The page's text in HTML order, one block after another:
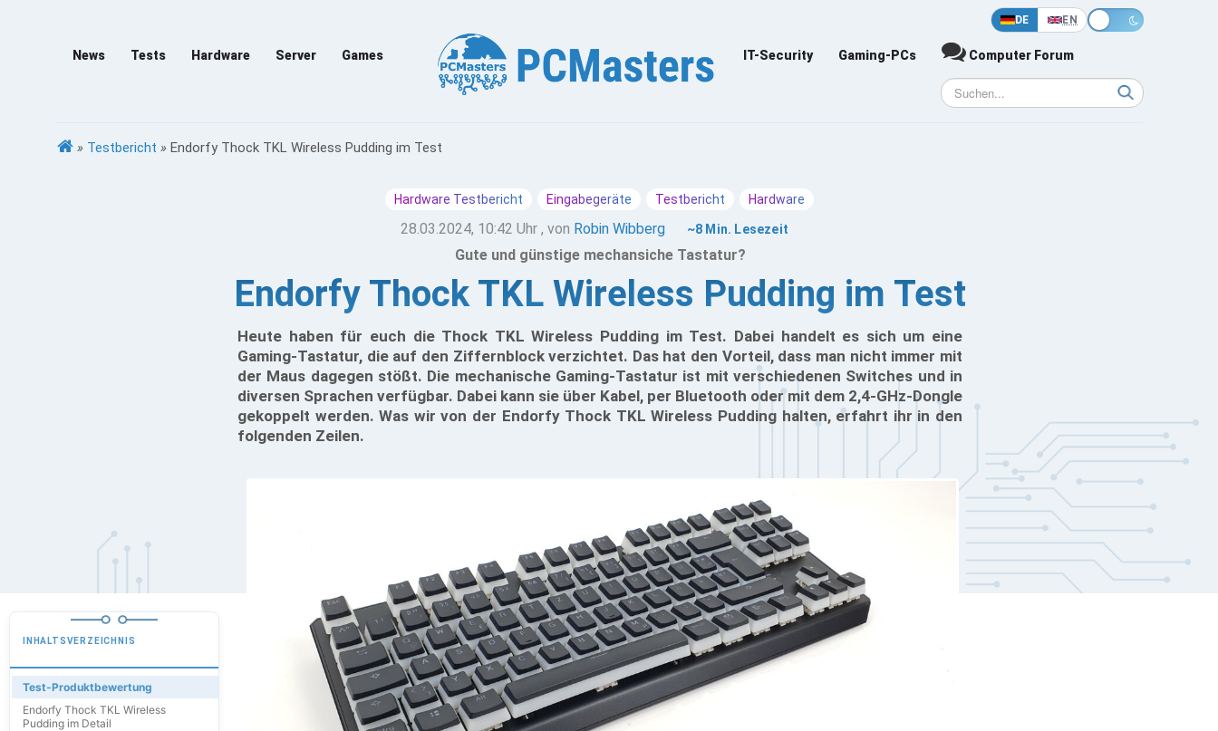
DE EN
News Tests Hardware Server Games IT-Security Gaming-PCs Computer Forum
» Testbericht » Endorfy Thock TKL Wireless Pudding im Test
Hardware Testbericht Eingabegeräte Testbericht Hardware
28.03.2024, 10:42 Uhr , von Robin Wibberg ~8 Min. Lesezeit
Gute und günstige mechansiche Tastatur?
Endorfy Thock TKL Wireless Pudding im Test
Heute haben für euch die Thock TKL Wireless Pudding im Test. Dabei handelt es sich um eine
Gaming-Tastatur, die auf den Ziffernblock verzichtet. Das hat den Vorteil, dass man nicht immer mit
der Maus dagegen stößt. Die mechanische Gaming-Tastatur ist mit verschiedenen Switches und in
diversen Sprachen verfügbar. Dabei kann sie über Kabel, per Bluetooth oder mit dem 2,4-GHz-Dongle
gekoppelt werden. Was wir von der Endorfy Thock TKL Wireless Pudding halten, erfahrt ihr in den
folgenden Zeilen.
INHALTSVERZEICHNIS
Test-Produktbewertung
Endorfy Thock TKL Wireless
Pudding im Detail